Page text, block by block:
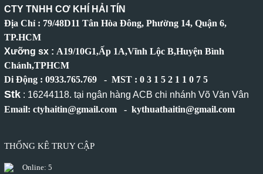
CTY TNHH CƠ KHÍ HẢI TÍN
Địa Chỉ : 79/48D11 Tân Hòa Đông, Phường 14, Quận 6,
TP.HCM
Xưỡng sx : A19/10G1,Ấp 1A,Vĩnh Lộc B,Huyện Bình
Chánh,TPHCM
Di Động : 0933.765.769 - MST : 0 3 1 5 2 1 1 0 7 5
Stk: 16244118. tại ngân hàng ACB chi nhánh Võ Văn Vân
Email: ctyhaitin@gmail.com - kythuathaitin@gmail.com
THỐNG KÊ TRUY CẬP
Online: 5